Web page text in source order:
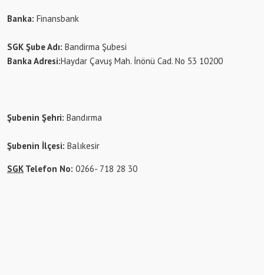
Banka: Finansbank
SGK Şube Adı: Bandirma Şubesi
Banka Adresi:Haydar Çavuş Mah. İnönü Cad. No 53 10200
Şubenin Şehri: Bandırma
Şubenin İlçesi: Balıkesir
SGK Telefon No: 0266- 718 28 30